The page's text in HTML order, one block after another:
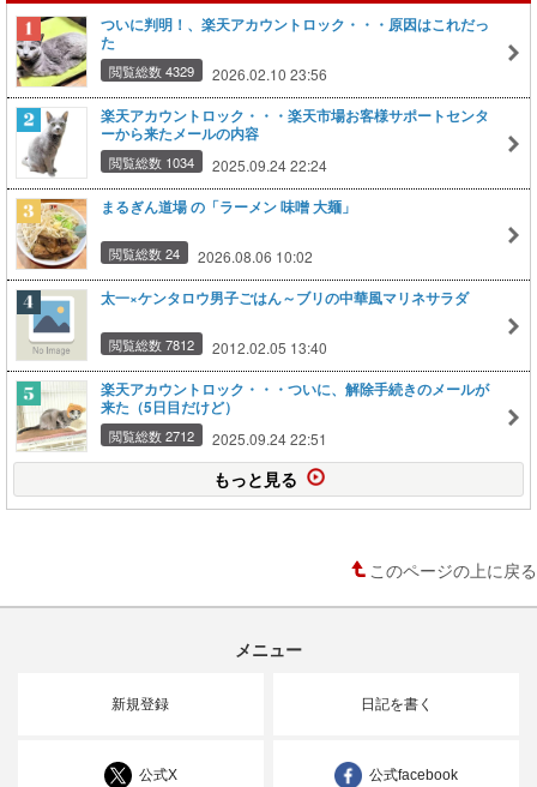
ついに判明！、楽天アカウントロック・・・原因はこれだっ
た
閲覧総数 4329 2026.02.10 23:56
楽天アカウントロック・・・楽天市場お客様サポートセンタ
ーから来たメールの内容
閲覧総数 1034 2025.09.24 22:24
まるぎん道場 の「ラーメン 味噌 大麺」
閲覧総数 24 2026.08.06 10:02
太一×ケンタロウ男子ごはん～ブリの中華風マリネサラダ
閲覧総数 7812 2012.02.05 13:40
楽天アカウントロック・・・ついに、解除手続きのメールが
来た（5日目だけど）
閲覧総数 2712 2025.09.24 22:51
もっと見る
このページの上に戻る
メニュー
新規登録 日記を書く
公式X 公式facebook